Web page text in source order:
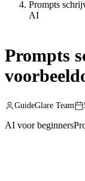
Prompts
AI
Prompts
GuideGlare Team
AI voor beginners